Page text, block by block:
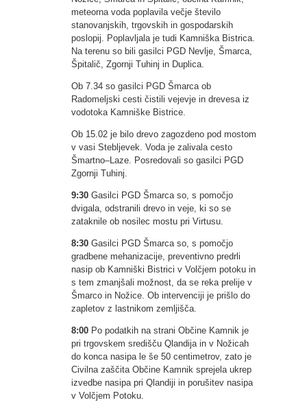
meteorna voda poplavila večje število
stanovanjskih, trgovskih in gospodarskih
poslopij. Poplavljala je tudi Kamniška Bistrica.
Na terenu so bili gasilci PGD Nevlje, Šmarca,
Špitalič, Zgornji Tuhinj in Duplica.
Ob 7.34 so gasilci PGD Šmarca ob
Radomeljski cesti čistili vejevje in drevesa iz
vodotoka Kamniške Bistrice.
Ob 15.02 je bilo drevo zagozdeno pod mostom
v vasi Stebljevek. Voda je zalivala cesto
Šmartno–Laze. Posredovali so gasilci PGD
Zgornji Tuhinj.
9:30 Gasilci PGD Šmarca so, s pomočjo
dvigala, odstranili drevo in veje, ki so se
zataknile ob nosilec mostu pri Virtusu.
8:30 Gasilci PGD Šmarca so, s pomočjo
gradbene mehanizacije, preventivno predrli
nasip ob Kamniški Bistrici v Volčjem potoku in
s tem zmanjšali možnost, da se reka prelije v
Šmarco in Nožice. Ob intervenciji je prišlo do
zapletov z lastnikom zemljišča.
8:00 Po podatkih na strani Občine Kamnik je
pri trgovskem središču Qlandija in v Nožicah
do konca nasipa le še 50 centimetrov, zato je
Civilna zaščita Občine Kamnik sprejela ukrep
izvedbe nasipa pri Qlandiji in porušitev nasipa
v Volčjem Potoku.